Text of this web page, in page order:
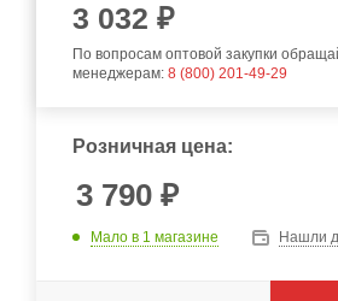
3 032 ₽
По вопросам оптовой закупки
менеджерам: 8 (800) 201-49-29
Розничная цена:
3 790 ₽
Мало в 1 магазине Нашли